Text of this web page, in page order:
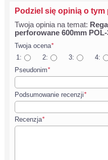
Podziel się opinią o
Twoja opinia na temat:
perforowane 600mm POL-
Twoja ocena*
1:
2: 3: 4:
Pseudonim*
Podsumowanie recenzji*
Recenzja*